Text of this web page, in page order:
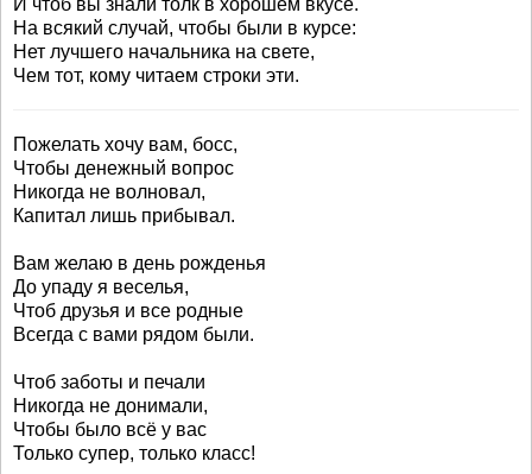
И чтоб вы знали толк в хорошем вкусе.
На всякий случай, чтобы были в курсе:
Нет лучшего начальника на свете,
Чем тот, кому читаем строки эти.
Пожелать хочу вам, босс,
Чтобы денежный вопрос
Никогда не волновал,
Капитал лишь прибывал.
Вам желаю в день рожденья
До упаду я веселья,
Чтоб друзья и все родные
Всегда с вами рядом были.
Чтоб заботы и печали
Никогда не донимали,
Чтобы было всё у вас
Только супер, только класс!